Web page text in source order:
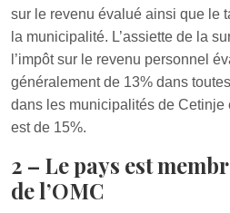
sur le revenu évalué ainsi que le
la municipalité. L’assiette de la
l’impôt sur le revenu personnel
généralement de 13% dans
dans les municipalités de Cetinje
est de 15%.
2 – Le pays est
de l’OMC